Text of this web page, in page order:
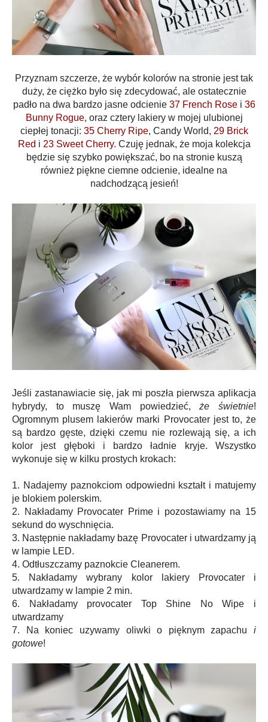
Przyznam szczerze, że wybór kolorów na stronie jest tak
duży, że ciężko było się zdecydować, ale ostatecznie
padło na dwa bardzo jasne odcienie 37 French Rosei 36
Bunny Rogue, oraz cztery lakiery w mojej ulubionej
ciepłej tonacji: 35 Cherry Ripe, Candy World, 29 Brick
Red i 23 Sweet Cherry. Czuję jednak, że moja kolekcja
będzie się szybko powiększać, bo na stronie kuszą
również piękne ciemne odcienie, idealne na
nadchodzącą jesień!
Jeśli zastanawiacie się, jak mi poszła pierwsza aplikacja
hybrydy, to muszę Wam powiedzieć,że świetnie!
Ogromnym plusem lakierów marki Provocater jest to, że
są bardzo gęste, dzięki czemu nie rozlewają się, a ich
kolor jest głęboki i bardzo ładnie kryje. Wszystko
wykonuje się w kilku prostych krokach:
1. Nadajemy paznokciom odpowiedni kształt i matujemy
je blokiem polerskim.
2. Nakładamy Provocater Prime i pozostawiamy na 15
sekund do wyschnięcia.
3. Następnie nakładamy bazę Provocater i utwardzamy ją
w lampie LED.
4. Odtłuszczamy paznokcie Cleanerem.
5. Nakładamy wybrany kolor lakiery Provocater i
utwardzamy w lampie 2 min.
6. Nakładamy provocater Top Shine No Wipe i
utwardzamy
7. Na koniec uzywamy oliwki o pięknym zapachu i
gotowe!